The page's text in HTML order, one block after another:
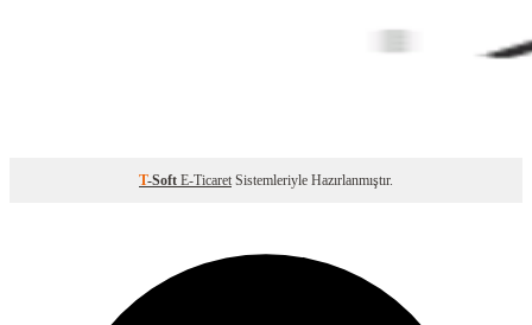
T-Soft E-Ticaret Sistemleriyle Hazırlanmıştır.